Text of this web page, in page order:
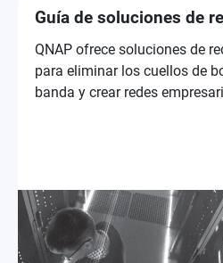
Guía de soluciones de
QNAP ofrece soluciones de
para eliminar los cuellos de
banda y crear redes